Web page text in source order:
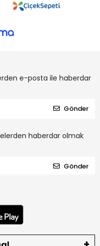
e-posta ile haberdar
Gönder
haberdar olmak
Gönder